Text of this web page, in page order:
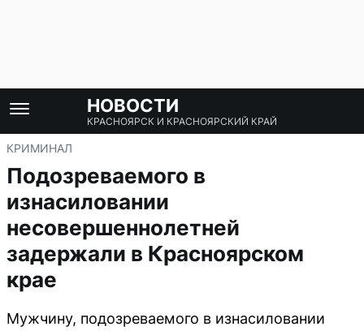
НОВОСТИ
КРАСНОЯРСК И КРАСНОЯРСКИЙ КРАЙ
КРИМИНАЛ
Подозреваемого в
изнасиловании
несовершеннолетней
задержали в Красноярском
крае
Мужчину, подозреваемого в изнасиловании